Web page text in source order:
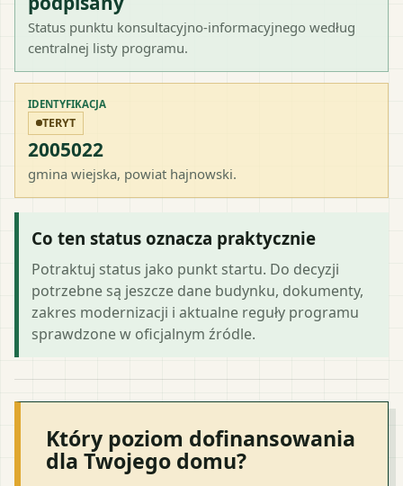
Status punktu konsultacyjno-informacyjnego według
centralnej listy programu.
IDENTYFIKACJA
TERYT
2005022
gmina wiejska, powiat hajnowski.
Co ten status oznacza praktycznie
Potraktuj status jako punkt startu. Do decyzji
potrzebne są jeszcze dane budynku, dokumenty,
zakres modernizacji i aktualne reguły programu
sprawdzone w oficjalnym źródle.
Który poziom dofinansowania
dla Twojego domu?